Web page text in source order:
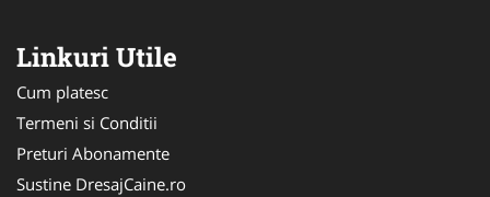
Linkuri Utile
Cum platesc
Termeni si Conditii
Preturi Abonamente
Sustine DresajCaine.ro